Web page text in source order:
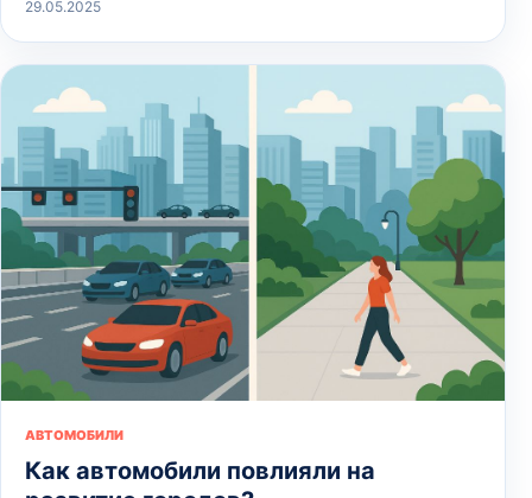
29.05.2025
АВТОМОБИЛИ
Как автомобили повлияли на